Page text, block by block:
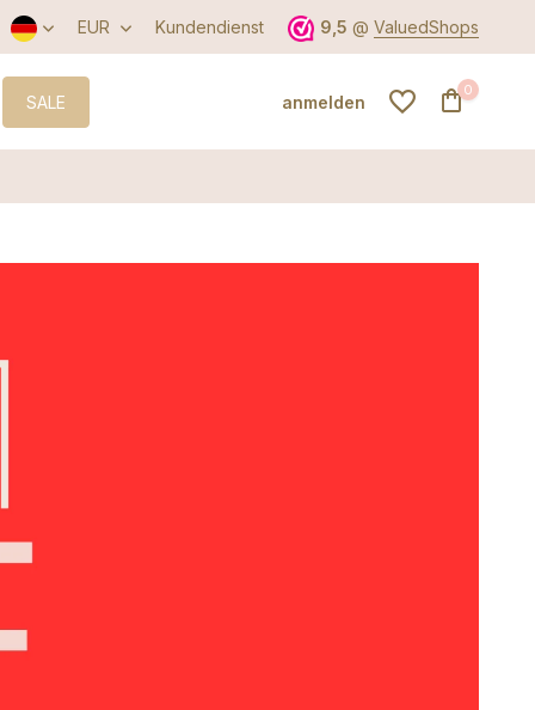
EUR Kundendienst 9,5 @ ValuedShops
SALE anmelden
0